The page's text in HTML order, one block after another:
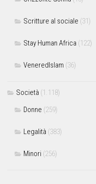
Scritture al sociale (31)
Stay Human Africa (122)
VeneredIslam (36)
Società (1.118)
Donne (259)
Legalità (383)
Minori (256)